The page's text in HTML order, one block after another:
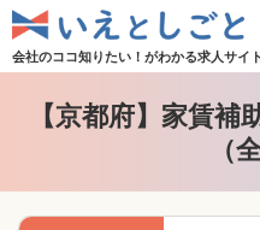
会社のココ知りたい！がわかる求人サイト
【京都府】家賃
（